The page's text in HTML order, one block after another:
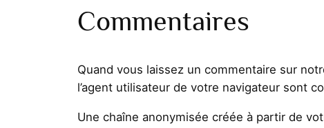
Commentaires
Quand vous laissez un commentaire sur
l’agent utilisateur de votre navigateur sont
Une chaîne anonymisée créée à partir de